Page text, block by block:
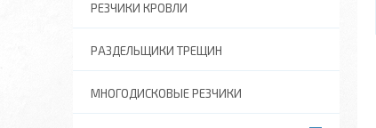
РЕЗЧИКИ КРОВЛИ
РАЗДЕЛЬЩИКИ ТРЕЩИН
МНОГОДИСКОВЫЕ РЕЗЧИКИ